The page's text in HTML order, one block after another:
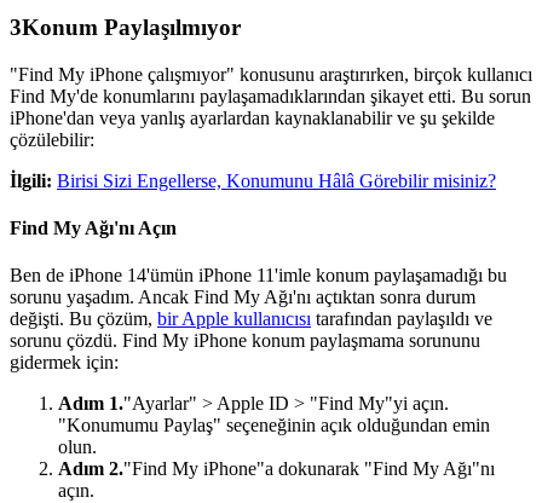
3Konum Paylaşılmıyor
"Find My iPhone çalışmıyor" konusunu araştırırken, birçok kullanıcı
Find My'de konumlarını paylaşamadıklarından şikayet etti. Bu sorun
iPhone'dan veya yanlış ayarlardan kaynaklanabilir ve şu şekilde
çözülebilir:
İlgili: Birisi Sizi Engellerse, Konumunu Hâlâ Görebilir misiniz?
Find My Ağı'nı Açın
Ben de iPhone 14'ümün iPhone 11'imle konum paylaşamadığı bu
sorunu yaşadım. Ancak Find My Ağı'nı açtıktan sonra durum
değişti. Bu çözüm, bir Apple kullanıcısı tarafından paylaşıldı ve
sorunu çözdü. Find My iPhone konum paylaşmama sorununu
gidermek için:
Adım 1."Ayarlar" > Apple ID > "Find My"yi açın.
"Konumumu Paylaş" seçeneğinin açık olduğundan emin
olun.
Adım 2."Find My iPhone"a dokunarak "Find My Ağı"nı
açın.